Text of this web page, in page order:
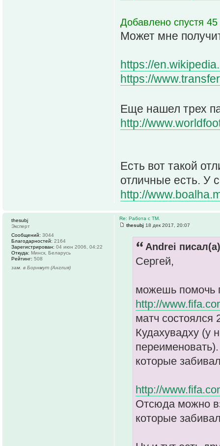
Добавлено спустя
Может мне
https://
https://
Еще нашел трех
http://
Есть вот такой
отличные есть. У
http://
Re: Работа с ТМ.
thesubj 18 дек 2017, 20:07
Andrei
Сергей,
можешь помочь
http://
матч
Кудахувадху (у
которые
http://
Отсюда можно
которые
thesubj
Эксперт
Сообщений: 3044
Благодарностей: 2164
Зарегистрирован: 04 июн 2006, 04:22
Откуда: Минск, Беларусь
Рейтинг: 508
зам. в Борнмут (Англия)